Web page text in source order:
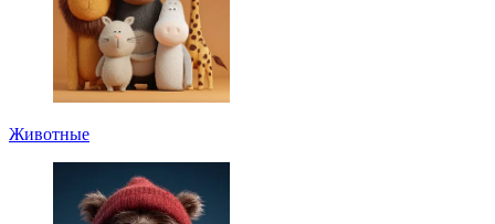
Животные